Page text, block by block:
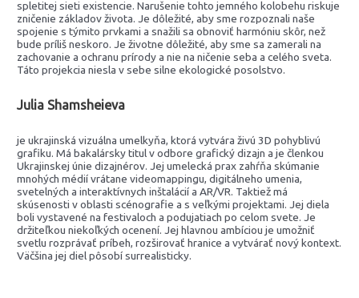
spletitej sieti existencie. Narušenie tohto jemného kolobehu riskuje
zničenie základov života. Je dôležité, aby sme rozpoznali naše
spojenie s týmito prvkami a snažili sa obnoviť harmóniu skôr, než
bude príliš neskoro. Je životne dôležité, aby sme sa zamerali na
zachovanie a ochranu prírody a nie na ničenie seba a celého sveta.
Táto projekcia niesla v sebe silne ekologické posolstvo.
Julia Shamsheieva
je ukrajinská vizuálna umelkyňa, ktorá vytvára živú 3D pohyblivú
grafiku. Má bakalársky titul v odbore grafický dizajn a je členkou
Ukrajinskej únie dizajnérov. Jej umelecká prax zahŕňa skúmanie
mnohých médií vrátane videomappingu, digitálneho umenia,
svetelných a interaktívnych inštalácií a AR/VR. Taktiež má
skúsenosti v oblasti scénografie a s veľkými projektami. Jej diela
boli vystavené na festivaloch a podujatiach po celom svete. Je
držiteľkou niekoľkých ocenení. Jej hlavnou ambíciou je umožniť
svetlu rozprávať príbeh, rozširovať hranice a vytvárať nový kontext.
Väčšina jej diel pôsobí surrealisticky.